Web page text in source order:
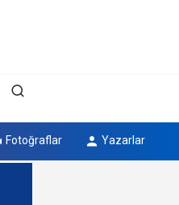
Fotoğraflar Yazarlar